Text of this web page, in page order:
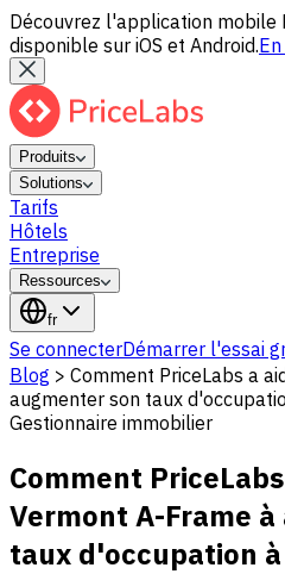
Découvrez l'application mobile
disponible sur iOS et Android.
Produits
Solutions
Tarifs
Hôtels
Entreprise
Ressources
fr
Se connecterDémarrer l'essai
Blog > Comment PriceLabs a
augmenter son taux
Gestionnaire immobilier
Comment
Vermont A-Frame
taux d'occupation à